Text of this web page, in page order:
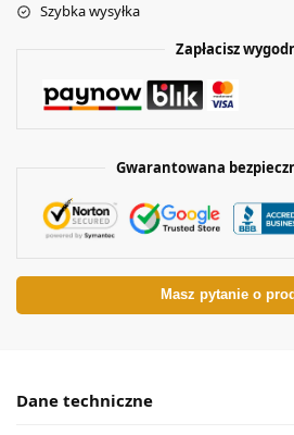
Szybka wysyłka
Zapłacisz
Gwarantowana
Masz pytanie o
Dane techniczne